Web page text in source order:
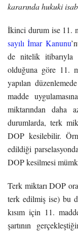
kararında hukuki
İkinci durum ise 11.
sayılı İmar Kanunu
de nitelik itibarıyla
olduğuna göre 11.
yapılan
madde
miktarından daha
durumlarda, terk
DOP kesilebilir.
edildiği
DOP kesilmesi
Terk miktarı DOP
terk edilmiş ise) bu
kısım için 11.
şartının